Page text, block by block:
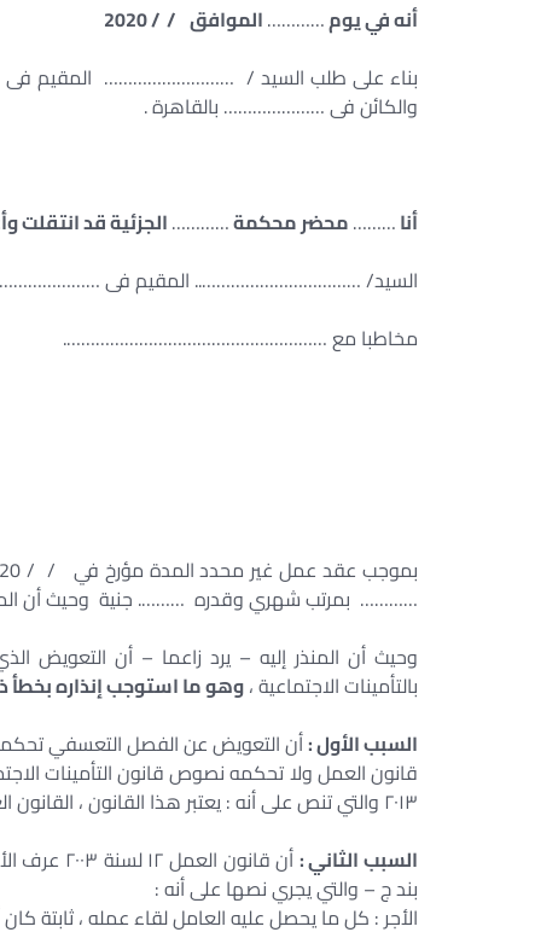
أنه في يوم…………الموافق / / 2020
بناء على طلب السيد / ……………………… المقيم فى
والكائن فى ………………… بالقاهرة .
أنا………محضر محكمة…………الجزئية قد انتقلت
السيد/ …………………………….. المقيم فى ……………………
مخاطبا مع ……………………………………………….
………… بمرتب شهري وقدره ………. جنية وحيث أن
وحيث أن المنذر إليه – يرد زاعما – أن التعويض
بالتأمينات الاجتماعية ،وهو ما استوجب إنذاره بخطأ
السبب الأول :أن التعويض عن الفصل التعسفي
۲۰۱۳ والتي تنص على أنه : يعتبر هذا القانون ، القانون العام الذي يحكم علاقات العمل …
السبب الثاني :
بند ج – والتي يجري نصها على أنه :
الأجر : كل ما يحصل عليه العامل لقاء عمله ، ثابتة كان